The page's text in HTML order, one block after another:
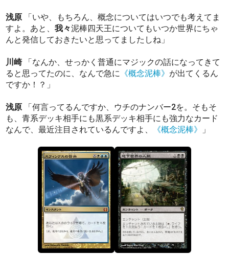
浅原 「いや、もちろん、概念についてはいつでも考えてま
すよ。あと、我々泥棒四天王についてもいつか世界にちゃ
んと発信しておきたいと思ってましたしね」
川崎「なんか、せっかく普通にマジックの話になってきて
ると思ってたのに、なんで急に 《概念泥棒》 が出てくるん
ですか！？」
浅原 「何言ってるんですか、ウチのナンバー2を。そもそ
も、青系デッキ相手にも黒系デッキ相手にも強力なカード
なんで、最近注目されているんですよ、
《概念泥棒》 」